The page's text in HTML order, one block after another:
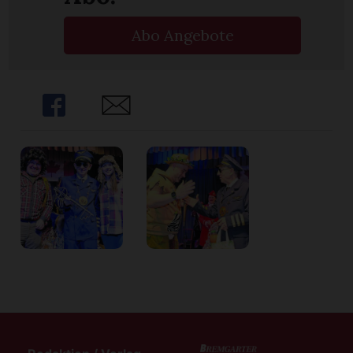
Abo Angebote
Share Share